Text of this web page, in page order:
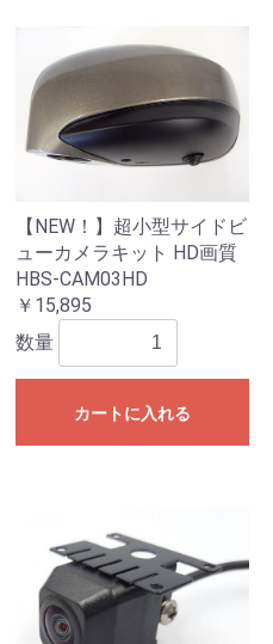
【NEW！】超小型サイドビ
ューカメラキット HD画質
HBS-CAM03HD
￥15,895
数量
カートに入れる